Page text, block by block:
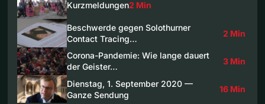
Kurzmeldungen2 Min
Beschwerde gegen Solothurner
Contact Tracing…
2 Min
Corona-Pandemie: Wie lange dauert
der Geister…
3 Min
Dienstag, 1. September 2020 —
Ganze Sendung
16 Min